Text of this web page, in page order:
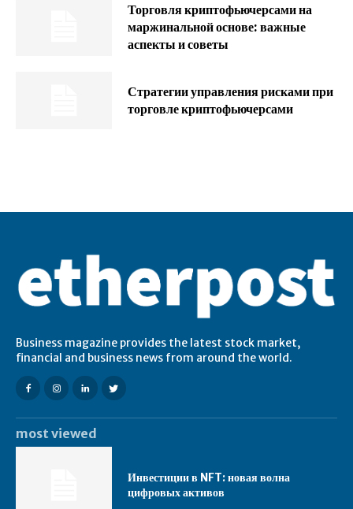
Торговля криптофьючерсами на
маржинальной основе: важные
аспекты и советы
Стратегии управления рисками при
торговле криптофьючерсами
Business magazine provides the latest stock market,
financial and business news from around the world.
most viewed
Инвестиции в NFT: новая волна
цифровых активов